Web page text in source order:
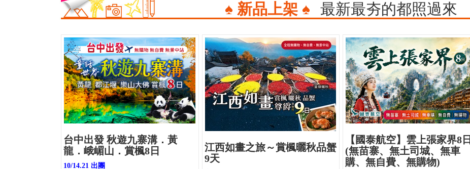
♠ 新品上架 ♠ 最新最夯的都照過來
台中出發 秋遊九寨溝．黃
龍．峨嵋山．賞楓8日
10/14.21 出團
江西如畫之旅～賞楓曬秋品蟹
9天
【國泰航空】雲上張家界8日
(無苗寨、無土司城、無車
購、無自費、無購物)